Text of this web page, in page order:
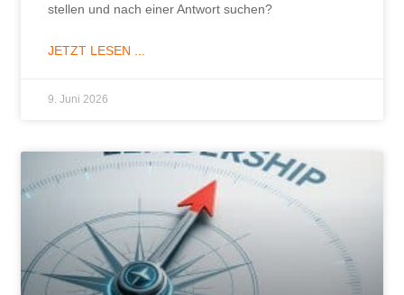
stellen und nach einer Antwort suchen?
JETZT LESEN ...
9. Juni 2026